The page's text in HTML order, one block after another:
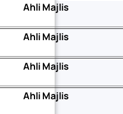
Ahli Majlis
Ahli Majlis
Ahli Majlis
Ahli Majlis